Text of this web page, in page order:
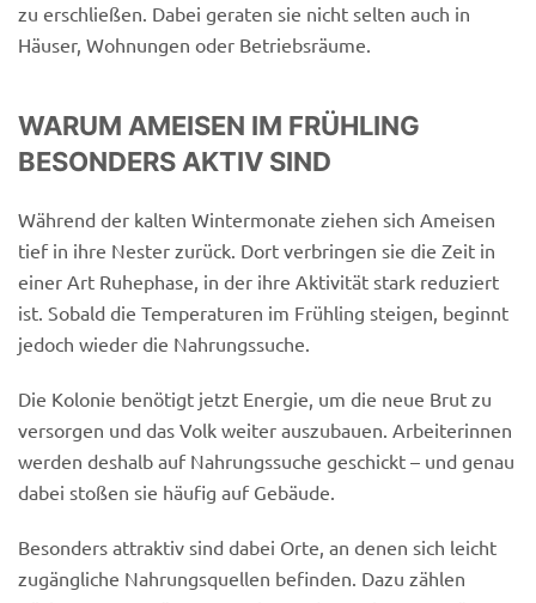
zu erschließen. Dabei geraten sie nicht selten auch in
Häuser, Wohnungen oder Betriebsräume.
WARUM AMEISEN IM FRÜHLING
BESONDERS AKTIV SIND
Während der kalten Wintermonate ziehen sich Ameisen
tief in ihre Nester zurück. Dort verbringen sie die Zeit in
einer Art Ruhephase, in der ihre Aktivität stark reduziert
ist. Sobald die Temperaturen im Frühling steigen, beginnt
jedoch wieder die Nahrungssuche.
Die Kolonie benötigt jetzt Energie, um die neue Brut zu
versorgen und das Volk weiter auszubauen. Arbeiterinnen
werden deshalb auf Nahrungssuche geschickt – und genau
dabei stoßen sie häufig auf Gebäude.
Besonders attraktiv sind dabei Orte, an denen sich leicht
zugängliche Nahrungsquellen befinden. Dazu zählen